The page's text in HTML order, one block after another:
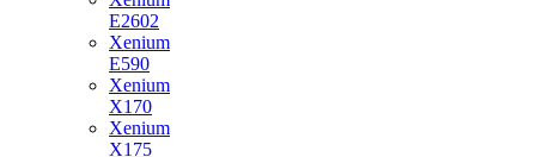
E2602
Xenium
E590
Xenium
X170
Xenium
X175